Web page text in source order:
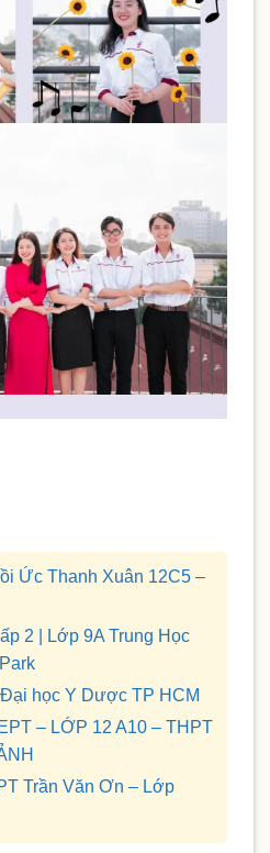
Ức Thanh Xuân 12C5 –
2 | Lớp 9A Trung Học
học Y Dược TP HCM
– LỚP 12 A10 – THPT
Trần Văn Ơn – Lớp